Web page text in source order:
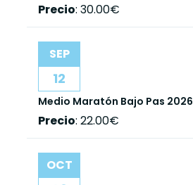
Precio: 30.00€
SEP
12
Medio Maratón Bajo Pas 2026
Precio: 22.00€
OCT